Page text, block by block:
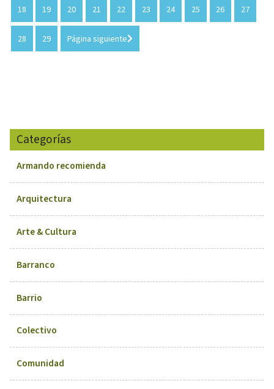
18 19 20 21 22 23 24 25 26 27
28 29 Página siguiente
Categorías
Armando recomienda
Arquitectura
Arte & Cultura
Barranco
Barrio
Colectivo
Comunidad